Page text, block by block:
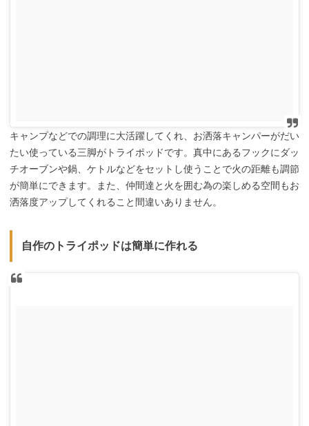
キャンプなどでの調理に大活躍してくれ、お洒落キャンパーがだい
たい使っている三脚がトライポッドです。真中にあるフックにダッ
チオーブンや鍋、ケトルなどをセットし使うことで火の距離も調節
が簡単にできます。また、仲間達と火を囲む為の楽しめる空間もお
洒落度アップしてくれること間違いありません。
自作のトライポッドは簡単に作れる